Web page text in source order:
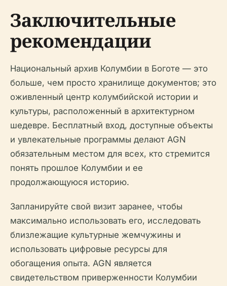
Заключительные
рекомендации
Национальный архив Колумбии в Боготе — это
больше, чем просто хранилище документов; это
оживленный центр колумбийской истории и
культуры, расположенный в архитектурном
шедевре. Бесплатный вход, доступные объекты
и увлекательные программы делают AGN
обязательным местом для всех, кто стремится
понять прошлое Колумбии и ее
продолжающуюся историю.
Запланируйте свой визит заранее, чтобы
максимально использовать его, исследовать
близлежащие культурные жемчужины и
использовать цифровые ресурсы для
обогащения опыта. AGN является
свидетельством приверженности Колумбии